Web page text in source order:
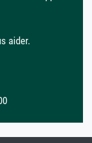
aider.